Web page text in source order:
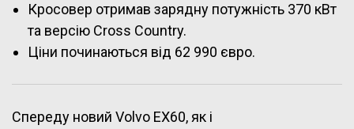
Кросовер отримав зарядну потужність 370 кВт
та версію Cross Country.
Ціни починаються від 62 990 євро.
Спереду новий Volvo EX60, як і